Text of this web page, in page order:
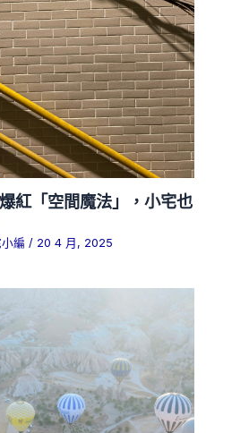
紅「空間魔法」，小宅也
小編 / 20 4 月, 2025